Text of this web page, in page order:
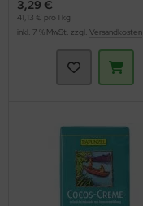
3,29 €
41,13 € pro 1 kg
inkl. 7 % MwSt. zzgl. Versandkosten